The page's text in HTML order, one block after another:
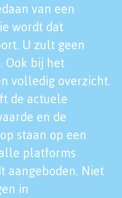
van een
wordt dat
U zult geen
Ook bij het
volledig overzicht.
de actuele
en de
staan op een
platforms
aangeboden. Niet
in